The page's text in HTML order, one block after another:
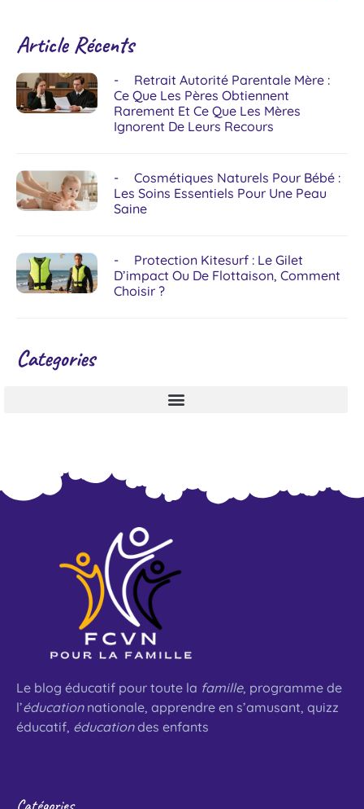
Article Récents
Retrait Autorité Parentale Mère :
Ce Que Les Pères Obtiennent
Rarement Et Ce Que Les Mères
Ignorent De Leurs Recours
Cosmétiques Naturels Pour Bébé :
Les Soins Essentiels Pour Une Peau
Saine
Protection Kitesurf : Le Gilet
D’impact Ou De Flottaison, Comment
Choisir ?
Categories
Le blog éducatif pour toute la famille, programme de
l’éducationnationale, apprendre en s’amusant, quizz
éducatif, éducationdes enfants